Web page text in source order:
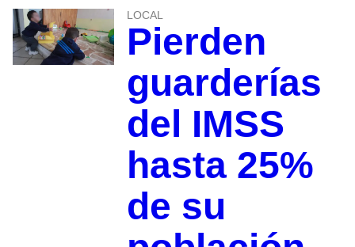
LOCAL
Pierden
guarderías
del IMSS
hasta 25%
de su